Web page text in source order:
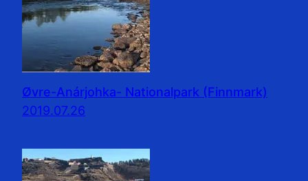
Øvre-Anárjohka- Nationalpark (Finnmark)
2019.07.26